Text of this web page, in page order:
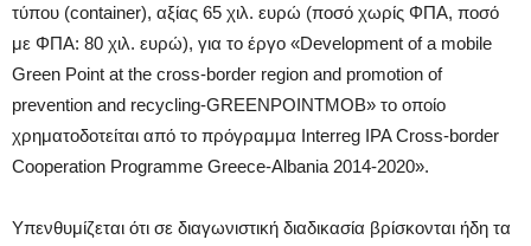
τύπου (container), αξίας 65 χιλ. ευρώ (ποσό χωρίς ΦΠΑ, ποσό
με ΦΠΑ: 80 χιλ. ευρώ), για το έργο «Development of a mobile
Green Point at the cross-border region and promotion of
prevention and recycling-GREENPOINTMOB» το οποίο
χρηματοδοτείται από το πρόγραμμα Interreg IPA Cross-border
Cooperation Programme Greece-Albania 2014-2020».
Υπενθυμίζεται ότι σε διαγωνιστική διαδικασία βρίσκονται ήδη τα